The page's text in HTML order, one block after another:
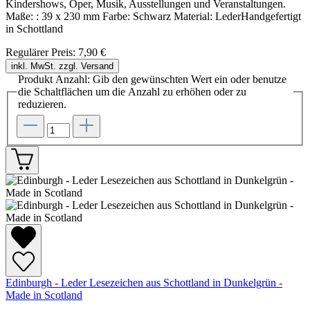
Kindershows, Oper, Musik, Ausstellungen und Veranstaltungen.
Maße: : 39 x 230 mm Farbe: Schwarz Material: LederHandgefertigt
in Schottland
Regulärer Preis: 7,90 €
inkl. MwSt. zzgl. Versand
Produkt Anzahl: Gib den gewünschten Wert ein oder benutze
die Schaltflächen um die Anzahl zu erhöhen oder zu
reduzieren.
Edinburgh - Leder Lesezeichen aus Schottland in Dunkelgrün -
Made in Scotland